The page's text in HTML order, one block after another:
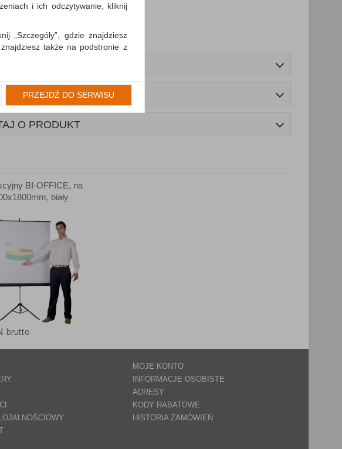
INFORMACJI
O PRODUKT
BI-OFFICE, na
biały
brutto
MOJE KONTO
INFORMACJE OSOBISTE
ADRESY
KODY RABATOWE
HISTORIA ZAMÓWIEŃ
i ich odczytywanie, kliknij
„Szczegóły”, gdzie znajdziesz
także na podstronie z
realizację Umowy z
www, a w szczególności np.
Państwu prawidłowych
Państwa wcześniejsza zgoda
PRZEJDŹ DO SERWISU